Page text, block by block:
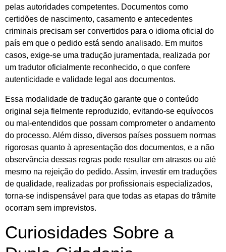
pelas autoridades competentes. Documentos como
certidões de nascimento, casamento e antecedentes
criminais precisam ser convertidos para o idioma oficial do
país em que o pedido está sendo analisado. Em muitos
casos, exige-se uma tradução juramentada, realizada por
um tradutor oficialmente reconhecido, o que confere
autenticidade e validade legal aos documentos.
Essa modalidade de tradução garante que o conteúdo
original seja fielmente reproduzido, evitando-se equívocos
ou mal-entendidos que possam comprometer o andamento
do processo. Além disso, diversos países possuem normas
rigorosas quanto à apresentação dos documentos, e a não
observância dessas regras pode resultar em atrasos ou até
mesmo na rejeição do pedido. Assim, investir em traduções
de qualidade, realizadas por profissionais especializados,
torna-se indispensável para que todas as etapas do trâmite
ocorram sem imprevistos.
Curiosidades Sobre a